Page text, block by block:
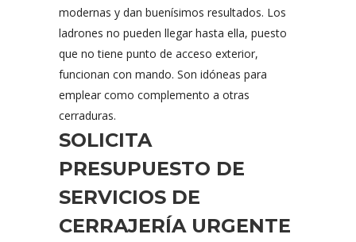
modernas y dan buenísimos resultados. Los
ladrones no pueden llegar hasta ella, puesto
que no tiene punto de acceso exterior,
funcionan con mando. Son idóneas para
emplear como complemento a otras
cerraduras.
SOLICITA
PRESUPUESTO DE
SERVICIOS DE
CERRAJERÍA URGENTE